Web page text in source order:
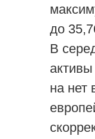
до
В
на нет